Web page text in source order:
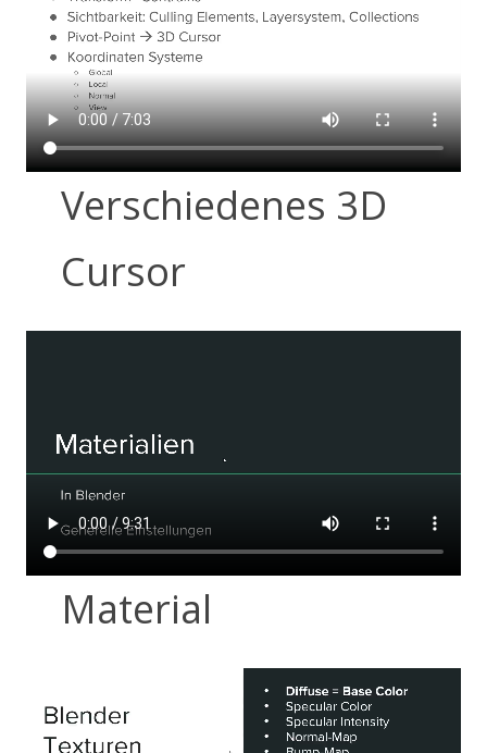
Verschiedenes 3D
Cursor
Material